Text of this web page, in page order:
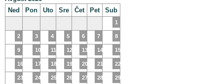
Ned
Pon Uto Sre Čet Pet Sub
1
2 3 4 5 6 7 8
9 10 11 12 13 14 15
16 17 18 19 20 21 22
23 24 25 26 27 28 29